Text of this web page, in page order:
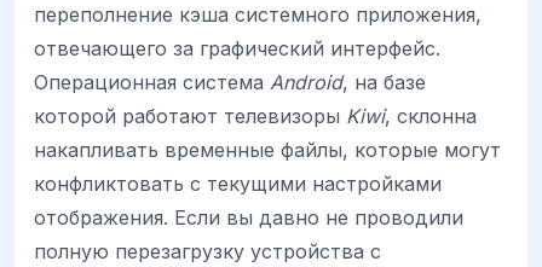
переполнение кэша системного приложения,
отвечающего за графический интерфейс.
Операционная система Android, на базе
которой работают телевизоры Kiwi, склонна
накапливать временные файлы, которые могут
конфликтовать с текущими настройками
отображения. Если вы давно не проводили
полную перезагрузку устройства с